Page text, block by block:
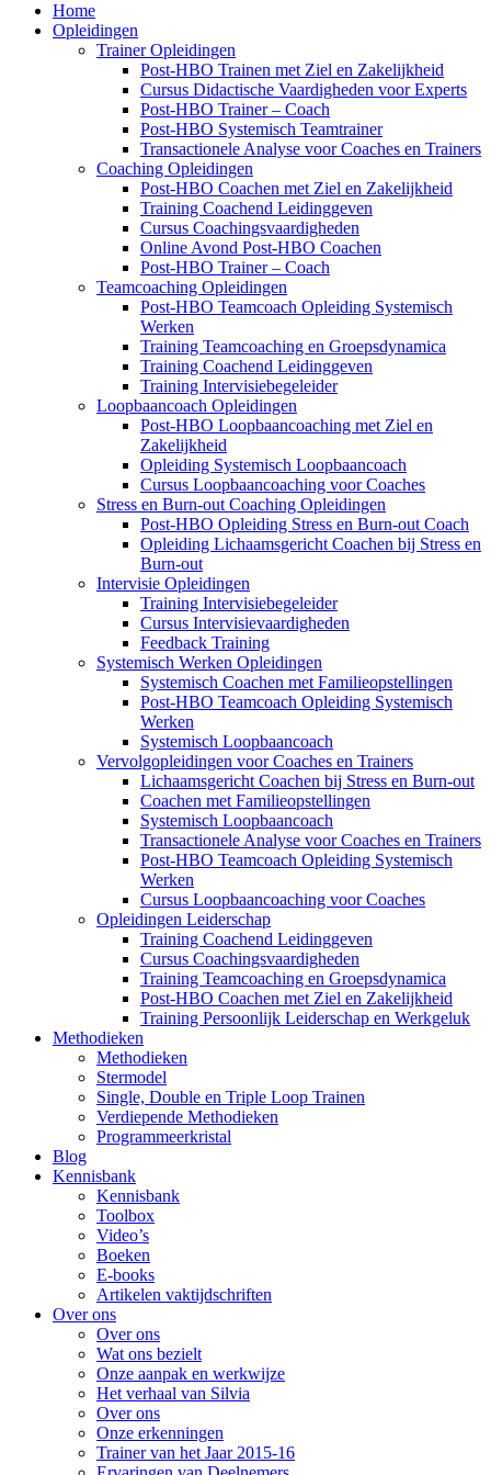
Home
Opleidingen
Trainer Opleidingen
Post-HBO Trainen met Ziel en Zakelijkheid
Cursus Didactische Vaardigheden voor Experts
Post-HBO Trainer – Coach
Post-HBO Systemisch Teamtrainer
Transactionele Analyse voor Coaches en Trainers
Coaching Opleidingen
Post-HBO Coachen met Ziel en Zakelijkheid
Training Coachend Leidinggeven
Cursus Coachingsvaardigheden
Online Avond Post-HBO Coachen
Post-HBO Trainer – Coach
Teamcoaching Opleidingen
Post-HBO Teamcoach Opleiding Systemisch
Werken
Training Teamcoaching en Groepsdynamica
Training Coachend Leidinggeven
Training Intervisiebegeleider
Loopbaancoach Opleidingen
Post-HBO Loopbaancoaching met Ziel en
Zakelijkheid
Opleiding Systemisch Loopbaancoach
Cursus Loopbaancoaching voor Coaches
Stress en Burn-out Coaching Opleidingen
Post-HBO Opleiding Stress en Burn-out Coach
Opleiding Lichaamsgericht Coachen bij Stress en
Burn-out
Intervisie Opleidingen
Training Intervisiebegeleider
Cursus Intervisievaardigheden
Feedback Training
Systemisch Werken Opleidingen
Systemisch Coachen met Familieopstellingen
Post-HBO Teamcoach Opleiding Systemisch
Werken
Systemisch Loopbaancoach
Vervolgopleidingen voor Coaches en Trainers
Lichaamsgericht Coachen bij Stress en Burn-out
Coachen met Familieopstellingen
Systemisch Loopbaancoach
Transactionele Analyse voor Coaches en Trainers
Post-HBO Teamcoach Opleiding Systemisch
Werken
Cursus Loopbaancoaching voor Coaches
Opleidingen Leiderschap
Training Coachend Leidinggeven
Cursus Coachingsvaardigheden
Training Teamcoaching en Groepsdynamica
Post-HBO Coachen met Ziel en Zakelijkheid
Training Persoonlijk Leiderschap en Werkgeluk
Methodieken
Methodieken
Stermodel
Single, Double en Triple Loop Trainen
Verdiepende Methodieken
Programmeerkristal
Blog
Kennisbank
Kennisbank
Toolbox
Video’s
Boeken
E-books
Artikelen vaktijdschriften
Over ons
Over ons
Wat ons bezielt
Onze aanpak en werkwijze
Het verhaal van Silvia
Over ons
Onze erkenningen
Trainer van het Jaar 2015-16